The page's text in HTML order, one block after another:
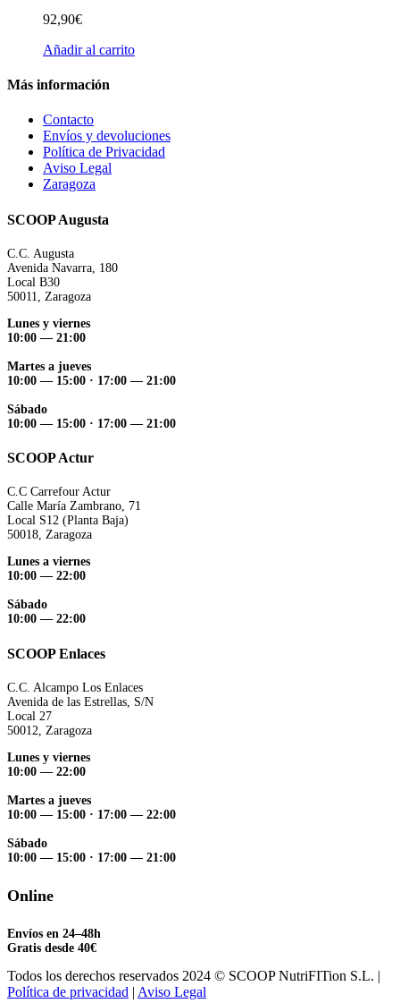
92,90€
Añadir al carrito
Más información
Contacto
Envíos y devoluciones
Política de Privacidad
Aviso Legal
Zaragoza
SCOOP Augusta
C.C. Augusta
Avenida Navarra, 180
Local B30
50011, Zaragoza
Lunes y viernes
10:00 — 21:00
Martes a jueves
10:00 — 15:00 · 17:00 — 21:00
Sábado
10:00 — 15:00 · 17:00 — 21:00
SCOOP Actur
C.C Carrefour Actur
Calle María Zambrano, 71
Local S12 (Planta Baja)
50018, Zaragoza
Lunes a viernes
10:00 — 22:00
Sábado
10:00 — 22:00
SCOOP Enlaces
C.C. Alcampo Los Enlaces
Avenida de las Estrellas, S/N
Local 27
50012, Zaragoza
Lunes y viernes
10:00 — 22:00
Martes a jueves
10:00 — 15:00 · 17:00 — 22:00
Sábado
10:00 — 15:00 · 17:00 — 21:00
Online
Envíos en 24–48h
Gratis desde 40€
Todos los derechos reservados 2024 © SCOOP NutriFITion S.L. |
Política de privacidad | Aviso Legal